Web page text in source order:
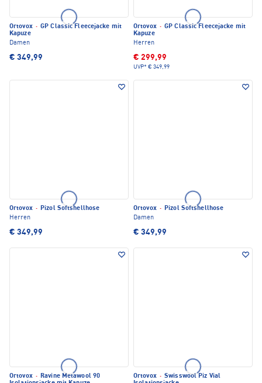
Ortovox · GP Classic Fleecejacke mit
Kapuze
Damen
€ 349,99
Ortovox · GP Classic Fleecejacke mit
Kapuze
Herren
€ 299,99
UVP* € 349,99
Ortovox · Pizol Softshellhose
Herren
€ 349,99
Ortovox · Pizol Softshellhose
Damen
€ 349,99
Ortovox · Ravine Metawool 90
Ortovox · Swisswool Piz Vial